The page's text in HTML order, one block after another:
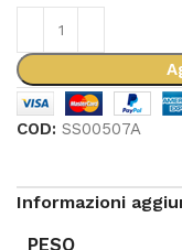
COD:SS00507A
Informazioni
PESO